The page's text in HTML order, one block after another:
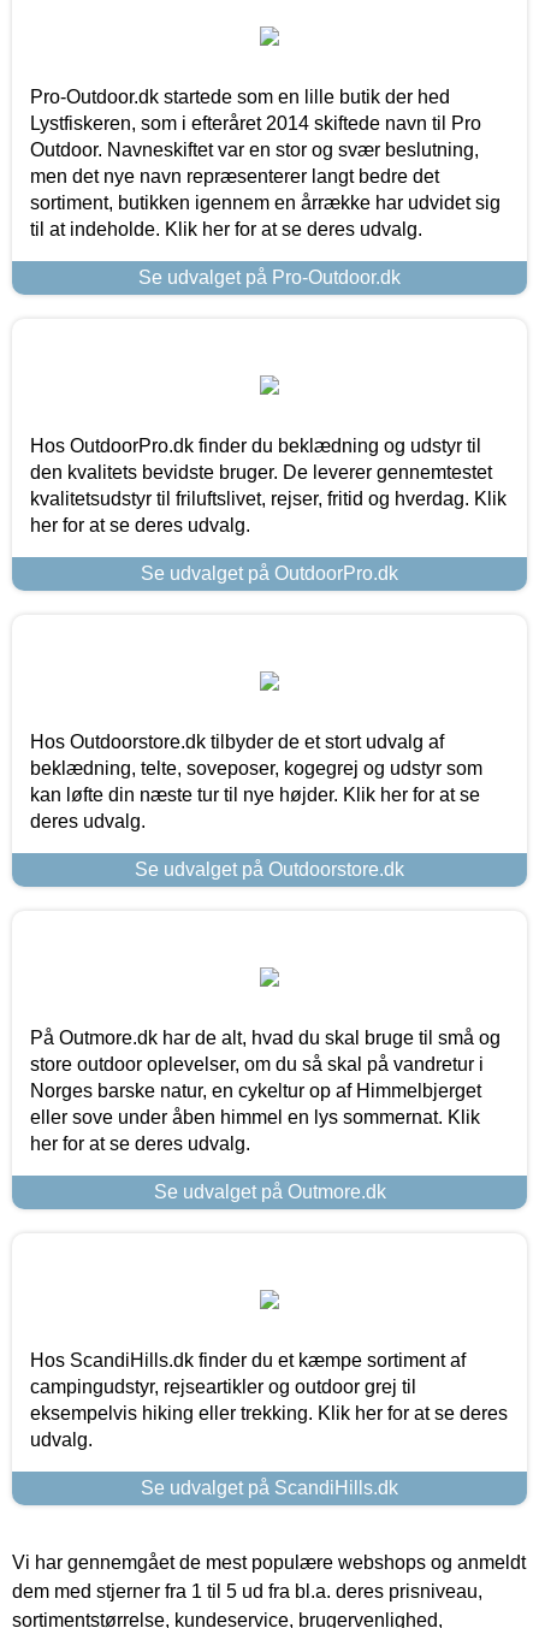
Pro-Outdoor.dk startede som en lille butik der hed
Lystfiskeren, som i efteråret 2014 skiftede navn til Pro
Outdoor. Navneskiftet var en stor og svær beslutning,
men det nye navn repræsenterer langt bedre det
sortiment, butikken igennem en årrække har udvidet sig
til at indeholde. Klik her for at se deres udvalg.
Se udvalget på Pro-Outdoor.dk
Hos OutdoorPro.dk finder du beklædning og udstyr til
den kvalitets bevidste bruger. De leverer gennemtestet
kvalitetsudstyr til friluftslivet, rejser, fritid og hverdag. Klik
her for at se deres udvalg.
Se udvalget på OutdoorPro.dk
Hos Outdoorstore.dk tilbyder de et stort udvalg af
beklædning, telte, soveposer, kogegrej og udstyr som
kan løfte din næste tur til nye højder. Klik her for at se
deres udvalg.
Se udvalget på Outdoorstore.dk
På Outmore.dk har de alt, hvad du skal bruge til små og
store outdoor oplevelser, om du så skal på vandretur i
Norges barske natur, en cykeltur op af Himmelbjerget
eller sove under åben himmel en lys sommernat. Klik
her for at se deres udvalg.
Se udvalget på Outmore.dk
Hos ScandiHills.dk finder du et kæmpe sortiment af
campingudstyr, rejseartikler og outdoor grej til
eksempelvis hiking eller trekking. Klik her for at se deres
udvalg.
Se udvalget på ScandiHills.dk
Vi har gennemgået de mest populære webshops og anmeldt
dem med stjerner fra 1 til 5 ud fra bl.a. deres prisniveau,
sortimentstørrelse, kundeservice, brugervenlighed,